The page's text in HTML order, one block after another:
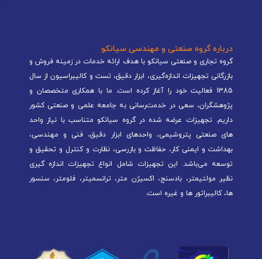
درباره گروه صنعتی و مهندسی سیانکو
گروه تجاری و صنعتی سیانکو با هدف ارائه خدمات در زمینه فروش و
بازرگانی تجهیزات اندازه‌گیری، ابزار دقیق، تست و کالیبراسیون از سال
1385 فعالیت خود را آغاز کرده است. ما با همکاری متخصصان و
پژوهشگران، سعی در خدمت‌رسانی به جامعه علمی و صنعتی کشور
داریم. تجهیزات عرضه شده در گروه سیانکو متناسب با نیاز واحد
های صنعتی پتروشیمی، واحدهای ابزار دقیق، فنی و مهندسی،
بهداشت و ایمنی کار، حفاظت و بازرسی، نظارت و کنترل و تحقیق و
توسعه می‌باشد. این تجهیزات شامل انواع تجهیزات اندازه گیری
نظیر مولتیمتر، بادسنج، اکسیژن متر، ترانسمیتر، فلومتر، سنسور
ها، کالیبراتور ها و غیره است.